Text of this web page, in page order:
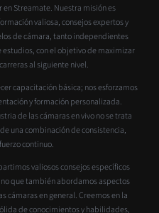
Streamate. Nuestra misión es
valiosa, consejos expertos y
de cámara, tanto independientes
con el objetivo de maximizar
al siguiente nivel.
capacitación básica; nos esforzamos
y formación personalizada.
de las cámaras en vivo no se trata
una combinación de consistencia,
continuo.
valiosos consejos específicos
que también abordamos aspectos
cámaras en general. Creemos en la
de conocimientos y habilidades,